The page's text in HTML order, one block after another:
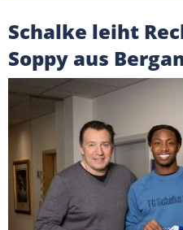
Schalke leiht
Soppy aus